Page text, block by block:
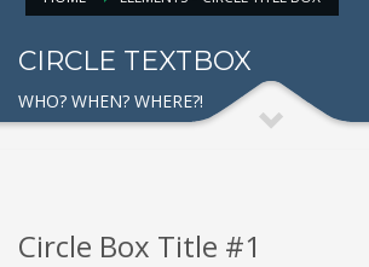
CIRCLE TEXTBOX
WHO? WHEN? WHERE?!
Circle Box Title #1